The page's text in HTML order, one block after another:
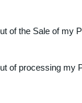
of the Sale of my
of processing my